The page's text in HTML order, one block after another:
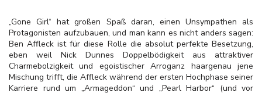
„Gone Girl“ hat großen Spaß daran, einen Unsympathen als
Protagonisten aufzubauen, und man kann es nicht anders sagen:
Ben Affleck ist für diese Rolle die absolut perfekte Besetzung,
eben weil Nick Dunnes Doppelbödigkeit aus attraktiver
Charmebolzigkeit und egoistischer Arroganz haargenau jene
Mischung trifft, die Affleck während der ersten Hochphase seiner
Karriere rund um „Armageddon“ und „Pearl Harbor“ (und vor